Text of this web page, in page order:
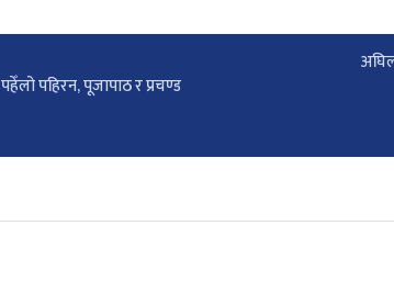
पहेँलो पहिरन, पूजापाठ र प्रचण्ड